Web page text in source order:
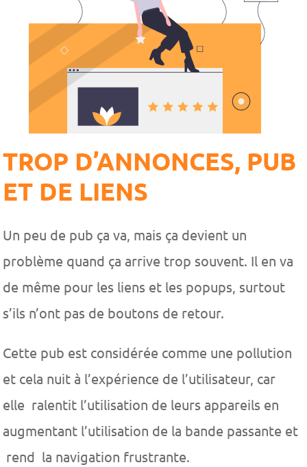
TROP D’ANNONCES, PUB
ET DE LIENS
Un peu de pub ça va, mais ça devient un
problème quand ça arrive trop souvent. Il en va
de même pour les liens et les popups, surtout
s’ils n’ont pas de boutons de retour.
Cette pub est considérée comme une pollution
et cela nuit à l’expérience de l’utilisateur, car
elle ralentit l’utilisation de leurs appareils en
augmentant l’utilisation de la bande passante et
rend la navigation frustrante.